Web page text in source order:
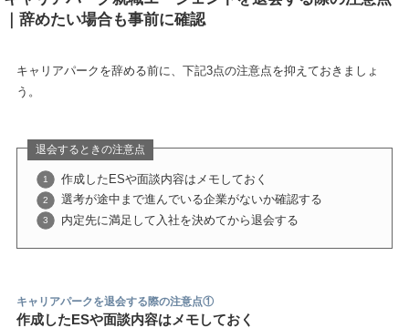
｜辞めたい場合も事前に確認
キャリアパークを辞める前に、下記3点の注意点を抑えておきましょ
う。
退会するときの注意点
作成したESや面談内容はメモしておく
選考が途中まで進んでいる企業がないか確認する
内定先に満足して入社を決めてから退会する
キャリアパークを退会する際の注意点①
作成したESや面談内容はメモしておく